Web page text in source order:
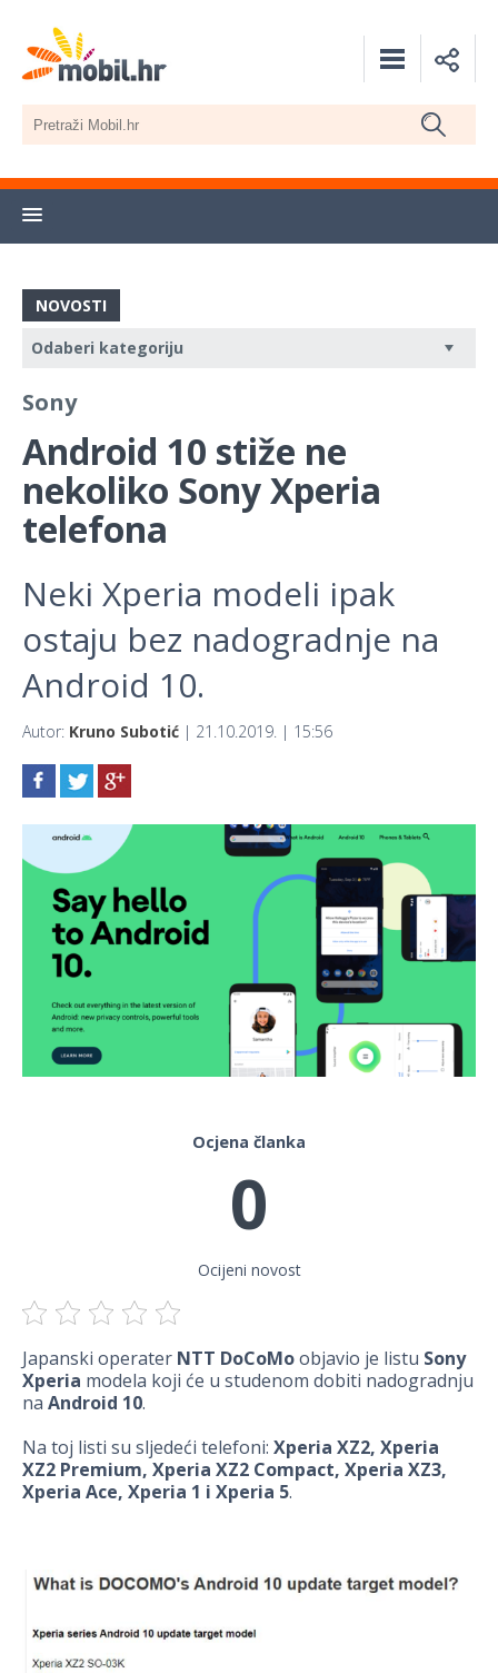
NOVOSTI
Sony
Android 10 stiže ne
nekoliko Sony Xperia
telefona
Neki Xperia modeli ipak
ostaju bez nadogradnje na
Android 10.
Autor: Kruno Subotić | 21.10.2019. | 15:56
Ocjena članka
0
Ocijeni novost
Japanski operater NTT DoCoMoobjavio je listu Sony
Xperia modela koji će u studenom dobiti nadogradnju
na Android 10.
Na toj listi su sljedeći telefoni: Xperia XZ2, Xperia
XZ2 Premium, Xperia XZ2 Compact, Xperia XZ3,
Xperia Ace, Xperia 1 i Xperia 5.